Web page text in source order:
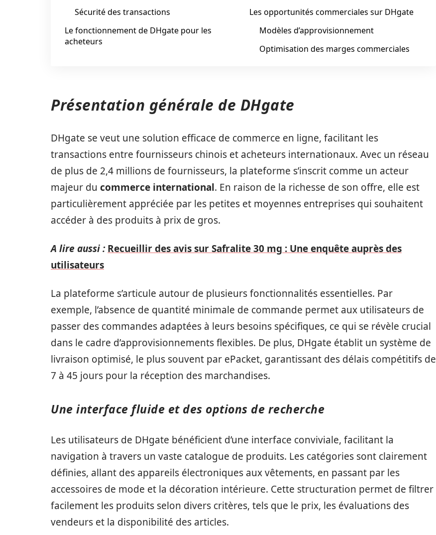
Sécurité des transactions
Le fonctionnement de DHgate pour les
acheteurs
Les opportunités commerciales sur DHgate
Modèles d’approvisionnement
Optimisation des marges commerciales
Présentation générale de DHgate
DHgate se veut une solution efficace de commerce en ligne, facilitant les
transactions entre fournisseurs chinois et acheteurs internationaux. Avec un réseau
de plus de 2,4 millions de fournisseurs, la plateforme s’inscrit comme un acteur
majeur du commerce international. En raison de la richesse de son offre, elle est
particulièrement appréciée par les petites et moyennes entreprises qui souhaitent
accéder à des produits à prix de gros.
A lire aussi : Recueillir des avis sur Safralite 30 mg : Une enquête auprès des
utilisateurs
La plateforme s’articule autour de plusieurs fonctionnalités essentielles. Par
exemple, l’absence de quantité minimale de commande permet aux utilisateurs de
passer des commandes adaptées à leurs besoins spécifiques, ce qui se révèle crucial
dans le cadre d’approvisionnements flexibles. De plus, DHgate établit un système de
livraison optimisé, le plus souvent par ePacket, garantissant des délais compétitifs de
7 à 45 jours pour la réception des marchandises.
Une interface fluide et des options de recherche
Les utilisateurs de DHgate bénéficient d’une interface conviviale, facilitant la
navigation à travers un vaste catalogue de produits. Les catégories sont clairement
définies, allant des appareils électroniques aux vêtements, en passant par les
accessoires de mode et la décoration intérieure. Cette structuration permet de filtrer
facilement les produits selon divers critères, tels que le prix, les évaluations des
vendeurs et la disponibilité des articles.